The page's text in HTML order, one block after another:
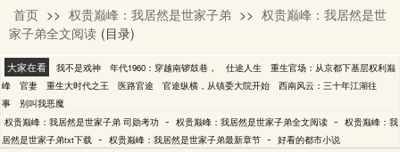
司勋考功
首页 >> 权贵巅峰：我居然是世家子弟 >> 权贵巅峰：我居然是世
家子弟全文阅读 (目录)
大家在看 我不是戏神 年代1960：穿越南锣鼓巷， 仕途人生
重生官场：从京都下基层权利巅
峰
官妻 重生大时代之王 医路官途 官途纵横，从镇委大院开始
西南风云：三十年江湖往
事
别叫我恶魔
权贵巅峰：我居然是世家子弟 司勋考功 - 权贵巅峰：我居然是世家子弟全文阅读 - 权贵巅峰：我
居然是世家子弟txt下载 - 权贵巅峰：我居然是世家子弟最新章节 - 好看的都市小说